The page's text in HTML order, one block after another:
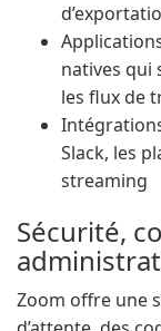
natives qui
les flux de
Slack, les
streaming
Sécurité,
Zoom offre une